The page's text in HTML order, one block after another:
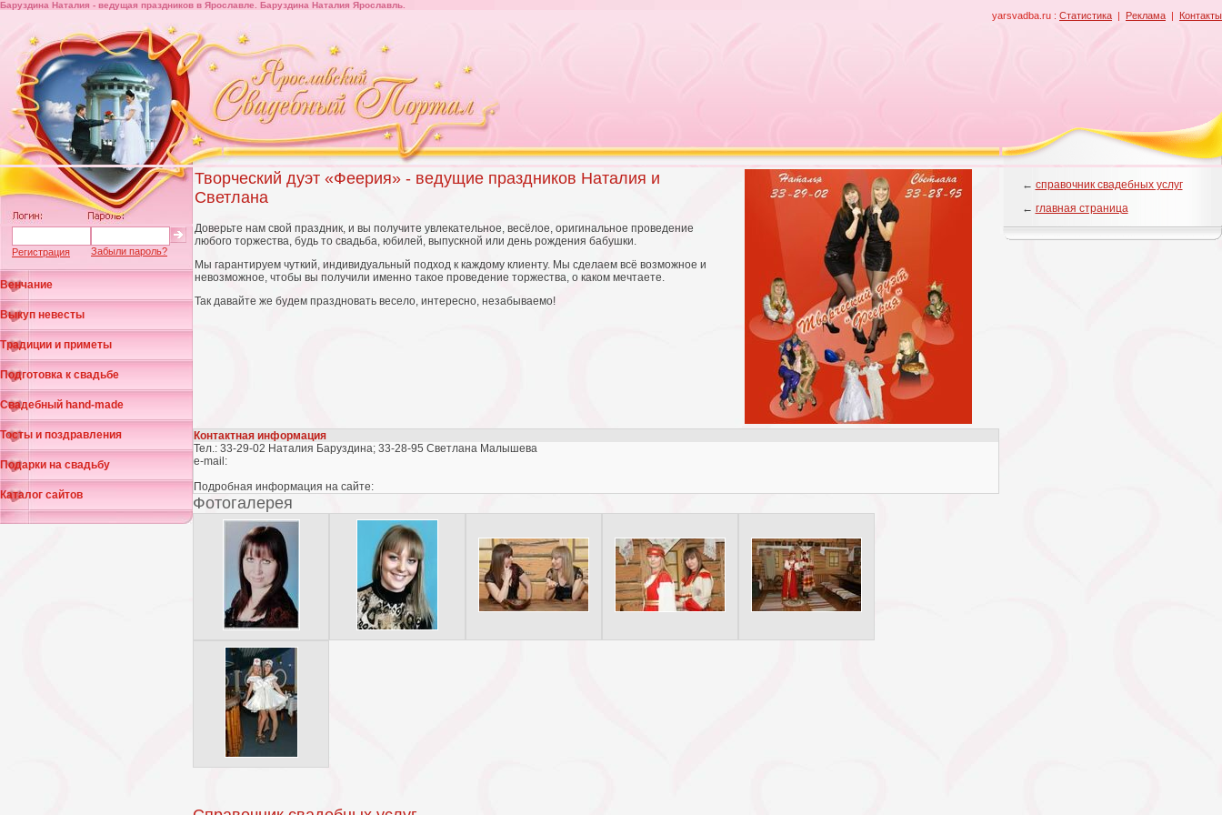
yarsvadba.ru : Статистика | Реклама | Контакты
Баруздина Наталия - ведущая праздников в Ярославле. Баруздина Наталия Ярославль.
Регистрация Забыли пароль?
Венчание
Выкуп невесты
Традиции и приметы
Подготовка к свадьбе
Свадебный hand-made
Тосты и поздравления
Подарки на свадьбу
Каталог сайтов
Творческий дуэт «Феерия» - ведущие праздников Наталия и
Светлана
Доверьте нам свой праздник, и вы получите увлекательное, весёлое, оригинальное проведение
любого торжества, будь то свадьба, юбилей, выпускной или день рождения бабушки.
Мы гарантируем чуткий, индивидуальный подход к каждому клиенту. Мы сделаем всё возможное и
невозможное, чтобы вы получили именно такое проведение торжества, о каком мечтаете.
Так давайте же будем праздновать весело, интересно, незабываемо!
Контактная информация
Тел.: 33-29-02 Наталия Баруздина; 33-28-95 Светлана Малышева
e-mail:
Подробная информация на сайте:
Фотогалерея
← справочник свадебных услуг
← главная страница